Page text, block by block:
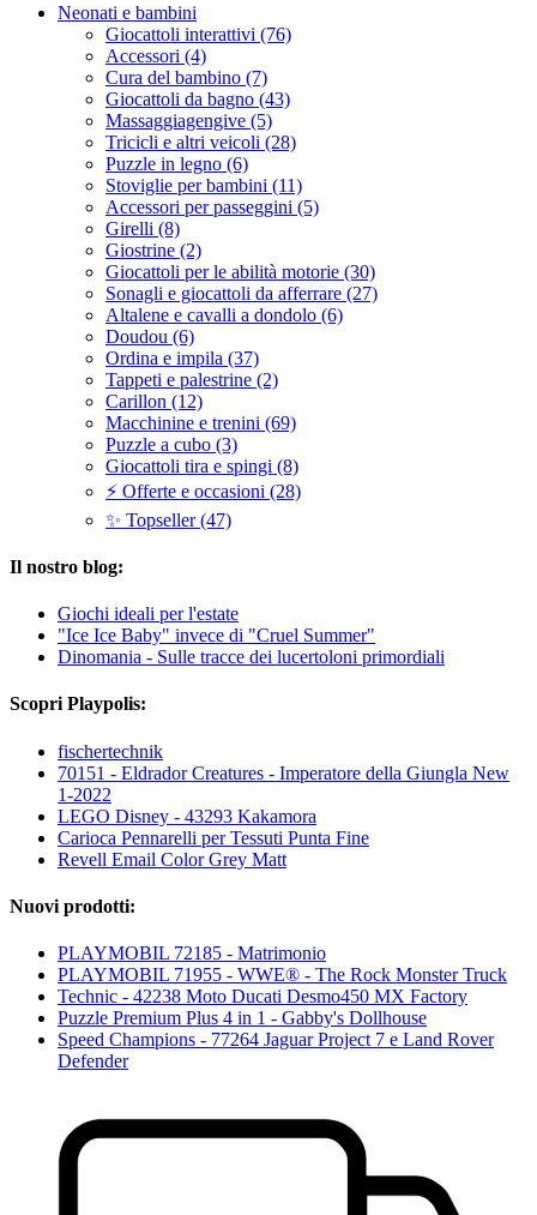
Neonati e bambini
Giocattoli interattivi (76)
Accessori (4)
Cura del bambino (7)
Giocattoli da bagno (43)
Massaggiagengive (5)
Tricicli e altri veicoli (28)
Puzzle in legno (6)
Stoviglie per bambini (11)
Accessori per passeggini (5)
Girelli (8)
Giostrine (2)
Giocattoli per le abilità motorie (30)
Sonagli e giocattoli da afferrare (27)
Altalene e cavalli a dondolo (6)
Doudou (6)
Ordina e impila (37)
Tappeti e palestrine (2)
Carillon (12)
Macchinine e trenini (69)
Puzzle a cubo (3)
Giocattoli tira e spingi (8)
⚡ Offerte e occasioni (28)
✨ Topseller (47)
Il nostro blog:
Giochi ideali per l'estate
"Ice Ice Baby" invece di "Cruel Summer"
Dinomania - Sulle tracce dei lucertoloni primordiali
Scopri Playpolis:
fischertechnik
70151 - Eldrador Creatures - Imperatore della Giungla New
1-2022
LEGO Disney - 43293 Kakamora
Carioca Pennarelli per Tessuti Punta Fine
Revell Email Color Grey Matt
Nuovi prodotti:
PLAYMOBIL 72185 - Matrimonio
PLAYMOBIL 71955 - WWE® - The Rock Monster Truck
Technic - 42238 Moto Ducati Desmo450 MX Factory
Puzzle Premium Plus 4 in 1 - Gabby's Dollhouse
Speed Champions - 77264 Jaguar Project 7 e Land Rover
Defender